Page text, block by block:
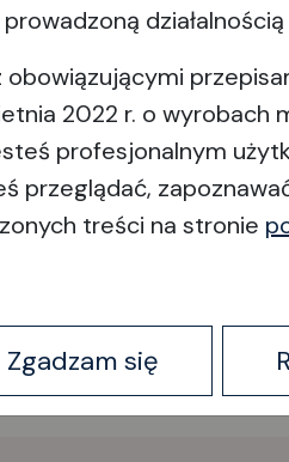
obowiązującymi
2022 r. o wyrobach
profesjonalnym
przeglądać,
treści na stronie
Zgadzam się